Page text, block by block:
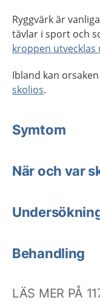
Ryggvärk är
tävlar i sport och
kroppen
Ibland kan
skolios.
Symtom
När och var
Behandling
LÄS MER PÅ